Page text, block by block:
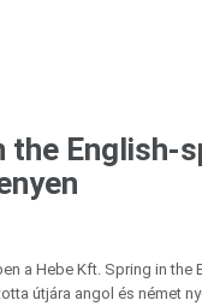
the English-
a Hebe Kft. Spring in
útjára angol és német